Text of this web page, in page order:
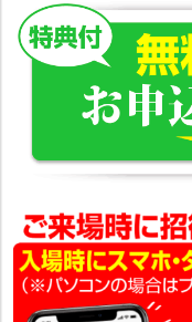
●キッズコーナー 無料
●ジャズライブ「ジャズブ
5(火祝)毎日2回公演